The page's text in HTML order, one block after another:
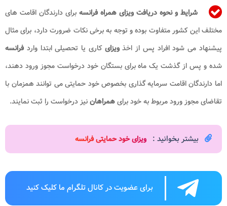
شرایط و نحوه دریافت ویزای همراه فرانسه برای دارندگان اقامت های
مختلف این کشور متفاوت بوده و توجه به برخی نکات ضرورت دارد، برای مثال
پیشنهاد می شود افراد پس از اخذویزایکاری یا تحصیلی ابتدا واردفرانسه
شده و پس از گذشت یک ماه برای بستگان خود درخواست مجوز ورود دهند،
اما دارندگان اقامت سرمایه گذاری بخصوص خود حمایتی می توانند همزمان با
تقاضای مجوز ورود مربوط به خود برایهمراهاننیز درخواست را ثبت نمایند.
بیشتر بخوانید : ویزای خود حمایتی فرانسه​
برای عضویت در کانال تلگرام ما کلیک کنید